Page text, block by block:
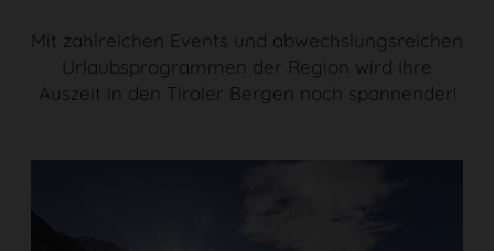
Mit zahlreichen Events und abwechslungsreichen
Urlaubsprogrammen der Region wird Ihre
Auszeit in den Tiroler Bergen noch spannender!